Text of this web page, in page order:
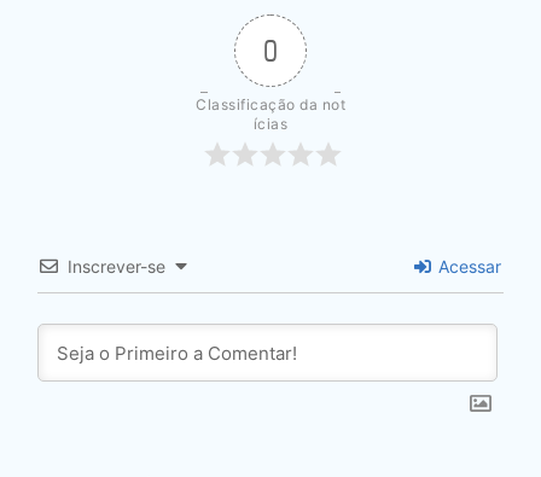
0
Classificação da not
ícias
Inscrever-se Acessar